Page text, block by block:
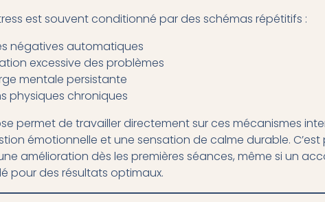
est souvent conditionné par des schémas répétitifs :
négatives automatiques
excessive des problèmes
mentale persistante
physiques chroniques
permet de travailler directement sur ces mécanismes
émotionnelle et une sensation de calme durable.
amélioration dès les premières séances, même si un
pour des résultats optimaux.